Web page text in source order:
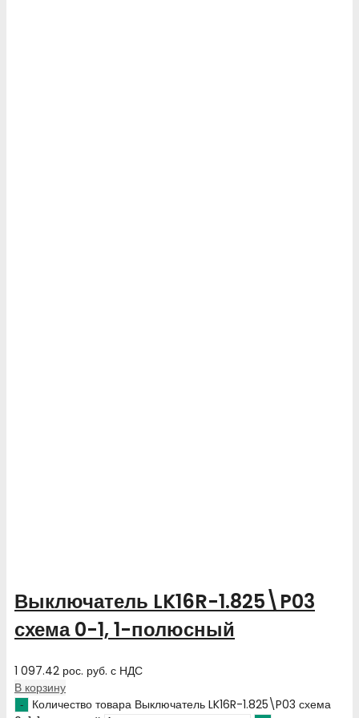
Выключатель LK16R-1.825\P03
схема 0-1, 1-полюсный
1 097.42 рос. руб. с НДС
В корзину
Количество товара Выключатель LK16R-1.825\P03 схема